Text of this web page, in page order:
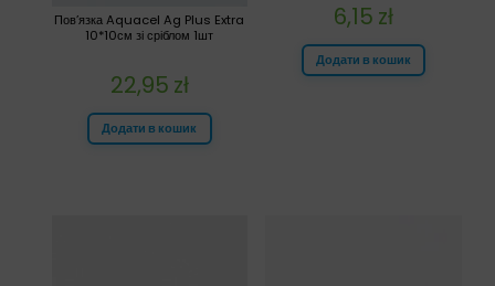
6,15 zł
Додати в кошик
Пов’язка Aquacel Ag Plus Extra
10*10см зі сріблом 1шт
22,95 zł
Додати в кошик